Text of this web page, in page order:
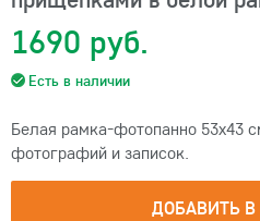
1690 руб.
Есть в наличии
Белая рамка-фотопанно 53х43
фотографий и записок.
ДОБАВИТЬ